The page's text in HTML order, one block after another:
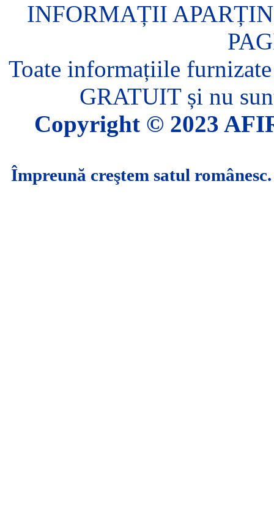
INFORMAȚII
Toate informațiile
GRATUIT și nu
Copyright © 2023
Împreună creştem satul românesc.